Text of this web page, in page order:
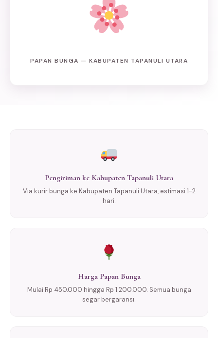
PAPAN BUNGA — KABUPATEN TAPANULI UTARA
Pengiriman ke Kabupaten Tapanuli Utara
Via kurir bunga ke Kabupaten Tapanuli Utara, estimasi 1-2
hari.
Harga Papan Bunga
Mulai Rp 450.000 hingga Rp 1.200.000. Semua bunga
segar bergaransi.